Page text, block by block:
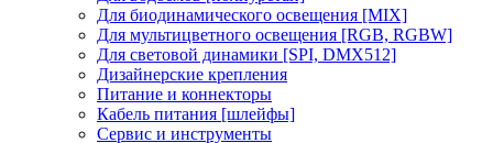
Для биодинамического освещения [MIX]
Для мультицветного освещения [RGB, RGBW]
Для световой динамики [SPI, DMX512]
Дизайнерские крепления
Питание и коннекторы
Кабель питания [шлейфы]
Сервис и инструменты